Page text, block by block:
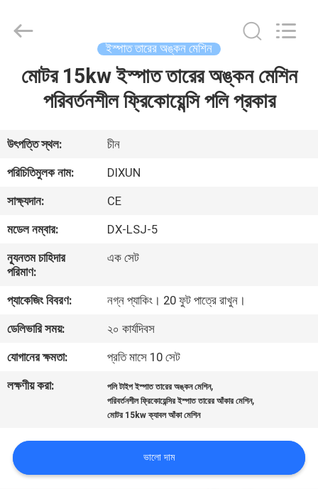
বাড়ি
ভিআর
শো
আমাদের
সম্পর্কে
কারখানা
ভ্রমণ
মান
যোগাযোগ
করুন
Mesh
Products
Reserved.
ইস্পাত তারের অঙ্কন মেশিন
মোটর 15kw ইস্পাত তারের অঙ্কন মেশিন
পরিবর্তনশীল ফ্রিকোয়েন্সি পলি প্রকার
উৎপত্তি স্থল:
চীন
পরিচিতিমুলক নাম:
DIXUN
সাক্ষ্যদান:
CE
মডেল নম্বার:
DX-LSJ-5
ন্যূনতম চাহিদার
পরিমাণ:
এক সেট
প্যাকেজিং বিবরণ:
নগ্ন প্যাকিং। 20 ফুট পাত্রে রাখুন।
ডেলিভারি সময়:
২০ কার্যদিবস
যোগানের ক্ষমতা:
প্রতি মাসে 10 সেট
লক্ষণীয় করা:
পলি টাইপ ইস্পাত তারের অঙ্কন মেশিন,
পরিবর্তনশীল ফ্রিকোয়েন্সির ইস্পাত তারের আঁকার মেশিন,
মোটর 15kw ক্যাবল আঁকা মেশিন
ভালো দাম